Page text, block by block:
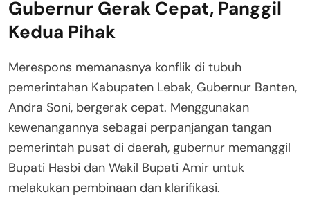
Gubernur Gerak Cepat, Panggil
Kedua Pihak
Merespons memanasnya konflik di tubuh
pemerintahan Kabupaten Lebak, Gubernur Banten,
Andra Soni, bergerak cepat. Menggunakan
kewenangannya sebagai perpanjangan tangan
pemerintah pusat di daerah, gubernur memanggil
Bupati Hasbi dan Wakil Bupati Amir untuk
melakukan pembinaan dan klarifikasi.